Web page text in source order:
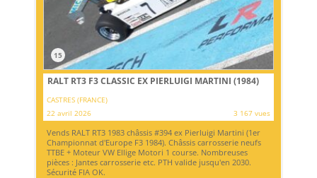
15
RALT RT3 F3 CLASSIC EX PIERLUIGI MARTINI (1984)
CASTRES (FRANCE)
22 avril 2026
3 167 vues
Vends RALT RT3 1983 châssis #394 ex Pierluigi Martini (1er
Championnat d'Europe F3 1984). Châssis carrosserie neufs
TTBE + Moteur VW Ellige Motori 1 course. Nombreuses
pièces : Jantes carrosserie etc. PTH valide jusqu'en 2030.
Sécurité FIA OK.